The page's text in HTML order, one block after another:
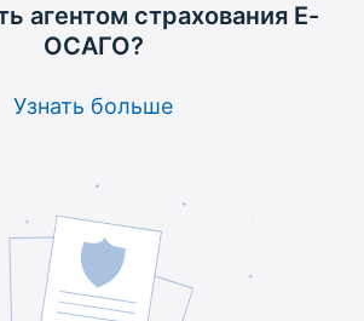
агентом страхования Е-
ОСАГО?
Узнать больше